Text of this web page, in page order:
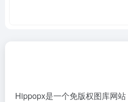
Hippopx是一个免版权图库网